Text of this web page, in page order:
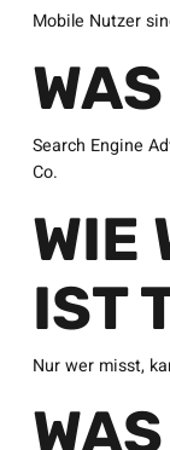
Mobile Nutzer
Search Engine
Co.
WIE
IST
Nur wer misst,